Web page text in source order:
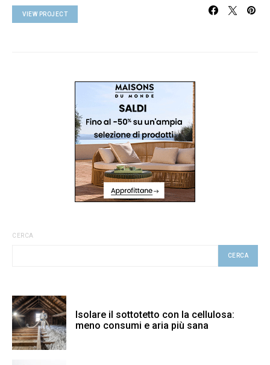
VIEW PROJECT
CERCA
CERCA
Isolare il sottotetto con la cellulosa:
meno consumi e aria più sana